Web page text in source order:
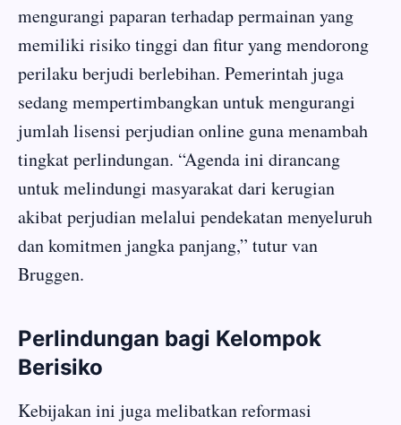
mengurangi paparan terhadap permainan yang
memiliki risiko tinggi dan fitur yang mendorong
perilaku berjudi berlebihan. Pemerintah juga
sedang mempertimbangkan untuk mengurangi
jumlah lisensi perjudian online guna menambah
tingkat perlindungan. “Agenda ini dirancang
untuk melindungi masyarakat dari kerugian
akibat perjudian melalui pendekatan menyeluruh
dan komitmen jangka panjang,” tutur van
Bruggen.
Perlindungan bagi Kelompok
Berisiko
Kebijakan ini juga melibatkan reformasi